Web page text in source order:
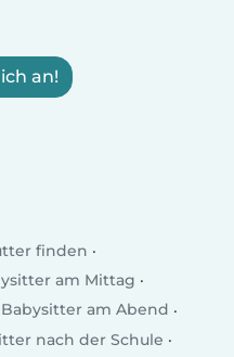
an!
finden
am Mittag
Babysitter am Abend
nach der Schule